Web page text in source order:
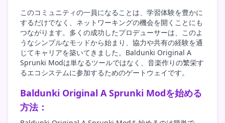
このコミュニティの一員になることは、学習体験を豊かに
するだけでなく、ネットワーキングの機会を開くことにも
つながります。多くの成功したプロデューサーは、このよ
うなシンプルなモッドから始まり、協力や共有の経験を通
じてキャリアを築いてきました。Baldunki Original A
Sprunki Modは単なるツールではなく、音楽作りの繁栄す
るエコシステムに参加するためのゲートウェイです。
Baldunki Original A Sprunki Modを始める
方法：